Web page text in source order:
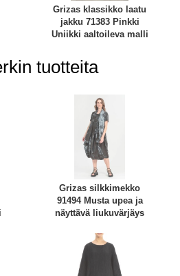
Grizas klassikko laatu
jakku 71383 Pinkki
Uniikki aaltoileva malli
tuotteita
Grizas silkkimekko
91494 Musta upea ja
näyttävä liukuvärjäys